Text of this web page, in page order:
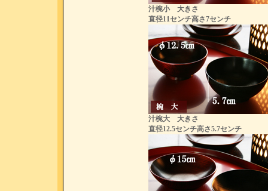
汁椀小 大きさ
直径11センチ高さ7センチ
汁椀大 大きさ
直径12.5センチ高さ5.7センチ